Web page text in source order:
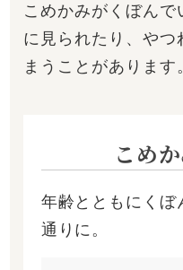
こめかみがくぼん
に見られたり、やつ
まうことがあります
こめ
年齢とともにくぼ
通りに。